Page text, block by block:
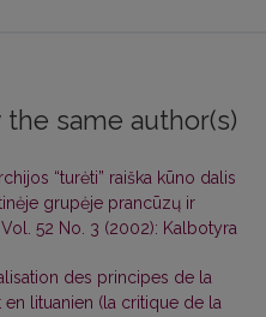
same author(s)
“turėti” raiška kūno dalis
grupėje prancūzų ir
52 No. 3 (2002): Kalbotyra
des principes de la
lituanien (la critique de la